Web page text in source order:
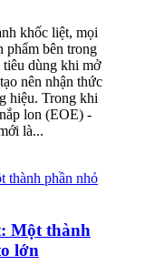
khốc liệt, mọi
phẩm bên trong
dùng khi mở
nên nhận thức
hiệu. Trong khi
lon (EOE) -
là...
Một thành
lớn